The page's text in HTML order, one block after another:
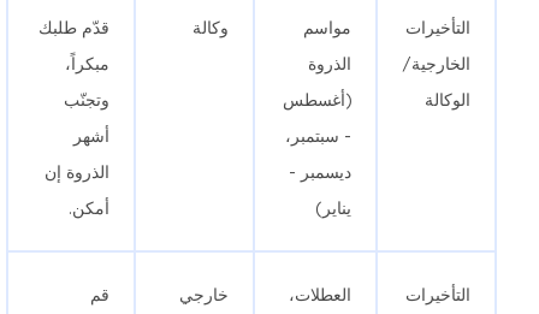
التأخيرات
الخارجية/
الوكالة
مواسم
الذروة
(أغسطس
- سبتمبر،
ديسمبر -
يناير)
وكالة
قدّم طلبك
مبكراً،
وتجنّب
أشهر
الذروة إن
أمكن.
التأخيرات
العطلات،
خارجي
قم